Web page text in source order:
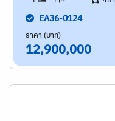
EA36-0124
ราคา (บาท)
12,900,000